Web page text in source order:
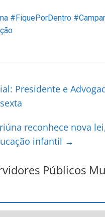
#FiquePorDentro
Presidente e
reconhece nova
infantil →
Públicos